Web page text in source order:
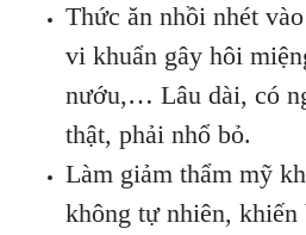
Thức ăn nhồi nhét
vi khuẩn gây hôi
nướu,… Lâu dài, có
thật, phải nhổ bỏ.
Làm giảm thẩm mỹ
không tự nhiên,